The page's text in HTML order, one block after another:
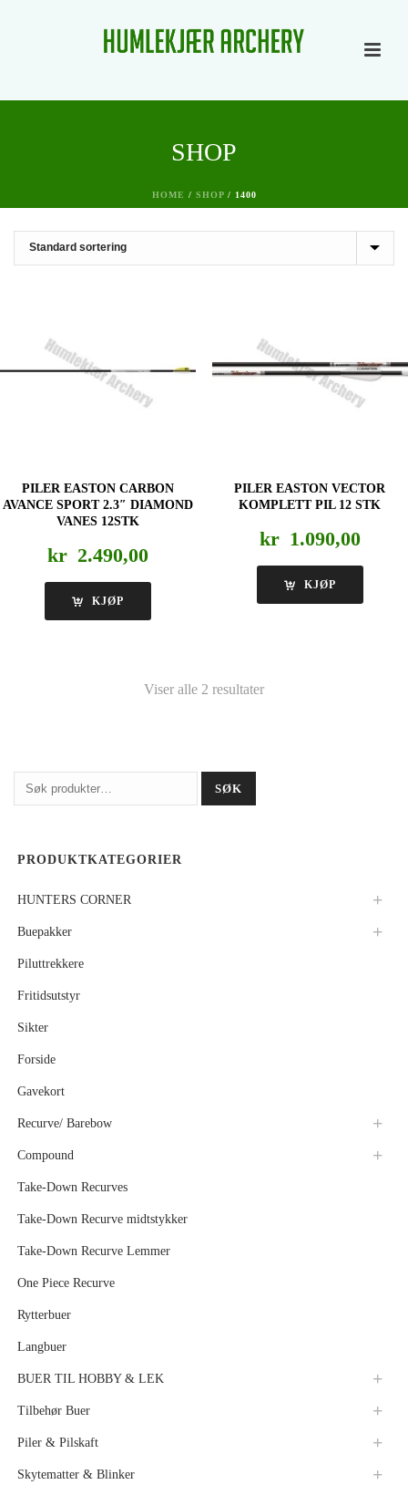
SHOP
HOME / SHOP/ 1400
PILER EASTON CARBON
AVANCE SPORT 2.3″ DIAMOND
VANES 12STK
kr 2.490,00
KJØP
PILER EASTON VECTOR
KOMPLETT PIL 12 STK
kr 1.090,00
KJØP
Viser alle 2 resultater
Søk
etter:
SØK
PRODUKTKATEGORIER
HUNTERS CORNER
Buepakker
Piluttrekkere
Fritidsutstyr
Sikter
Forside
Gavekort
Recurve/ Barebow
Compound
Take-Down Recurves
Take-Down Recurve midtstykker
Take-Down Recurve Lemmer
One Piece Recurve
Rytterbuer
Langbuer
BUER TIL HOBBY & LEK
Tilbehør Buer
Piler & Pilskaft
Skytematter & Blinker